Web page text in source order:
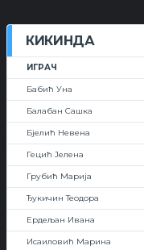
КИКИНДА
ИГРАЧ
Бабић Уна
Балабан Сашка
Бјелић Невена
Гецић Јелена
Грубић Марија
Ђукичин Теодора
Ердељан Ивана
Исаиловић Марина